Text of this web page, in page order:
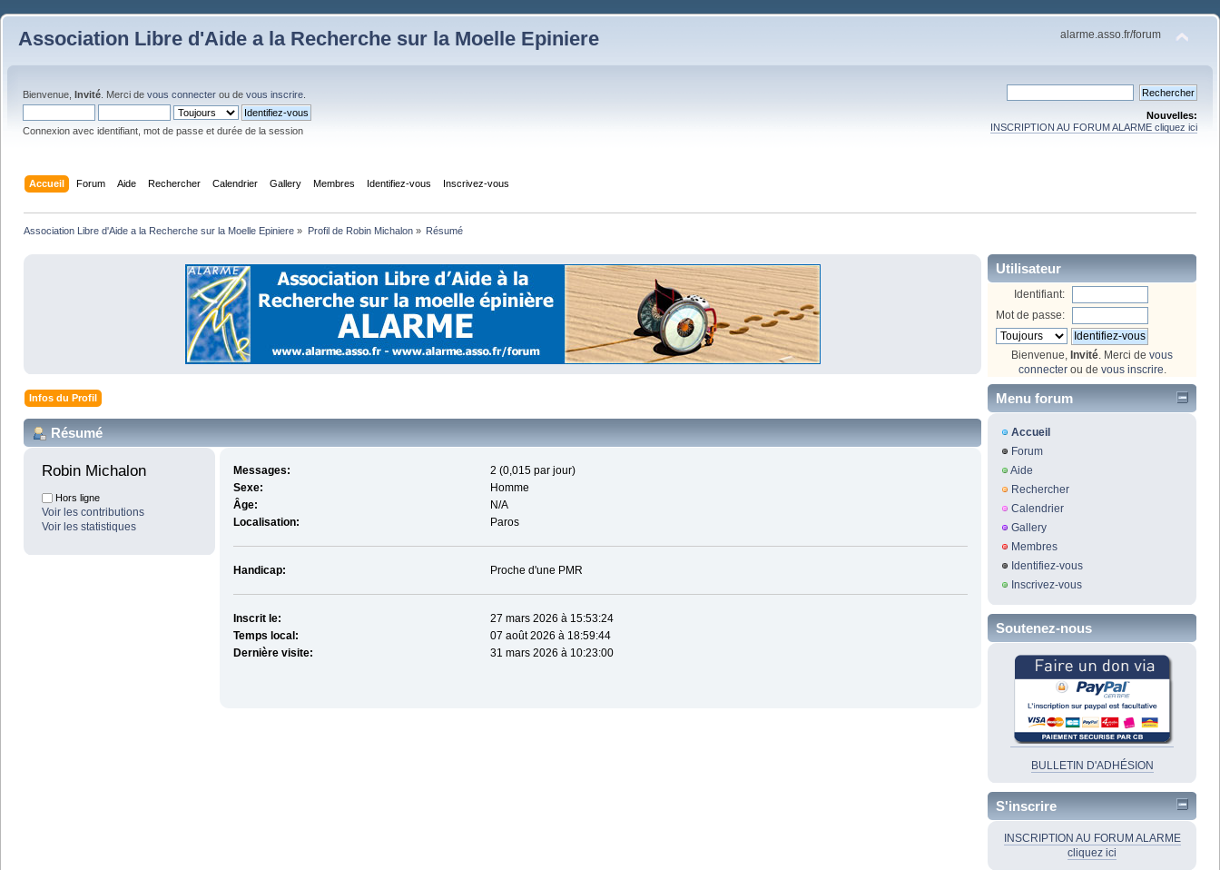
Association Libre d'Aide a la Recherche sur la Moelle Epiniere alarme.asso.fr/forum
Bienvenue, Invité . Merci de vous connecter ou de vous inscrire
Connexion avec identifiant, mot de passe et durée de la session
Nouvelles:
INSCRIPTION AU FORUM ALARME cliquez ici
Accueil Forum Aide Rechercher Calendrier Gallery Membres Identifiez-vous Inscrivez-vous
Association Libre d'Aide a la Recherche sur la Moelle Epiniere » Profil de Robin Michalon» Résumé
Infos du Profil
Résumé
Robin Michalon
Hors ligne
Voir les contributions
Voir les statistiques
Messages:
2 (0,015 par jour)
Sexe:
Homme
Âge:
N/A
Localisation:
Paros
Handicap: Proche d'une PMR
Inscrit le:
27 mars 2026 à 15:53:24
Temps local:
07 août 2026 à 18:59:44
Dernière visite:
31 mars 2026 à 10:23:00
Utilisateur
Identifiant:
Mot de passe:
Bienvenue, Invité . Merci de vous
connecterou de vous inscrire
Menu forum
Accueil
Forum
Aide
Rechercher
Calendrier
Gallery
Membres
Identifiez-vous
Inscrivez-vous
Soutenez-nous
BULLETIN D'ADHÉSION
S'inscrire
INSCRIPTION AU FORUM ALARME
cliquez ici